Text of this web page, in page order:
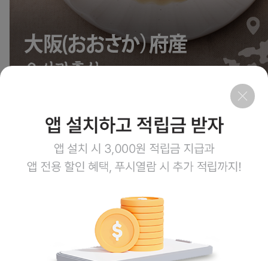
평일 08:00~17:00
토요일 08:00~12:00
일요일,공휴일 휴무